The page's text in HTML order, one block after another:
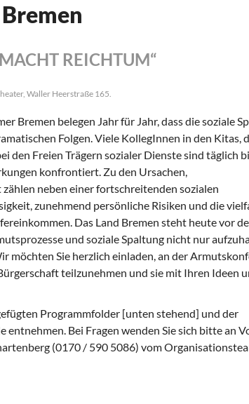
REICHTUM“
Waller Heerstraße 165.
Bremen belegen Jahr für Jahr, dass die soziale
Folgen. Viele KollegInnen in den Kitas,
den Freien Trägern sozialer Dienste sind täglich
konfrontiert. Zu den Ursachen,
neben einer fortschreitenden sozialen
zunehmend persönliche Risiken und die
Das Land Bremen steht heute vor
und soziale Spaltung nicht nur
möchten Sie herzlich einladen, an der
teilzunehmen und sie mit Ihren Ideen
Programmfolder [unten stehend] und der
Bei Fragen wenden Sie sich bitte an
(0170 / 590 5086) vom